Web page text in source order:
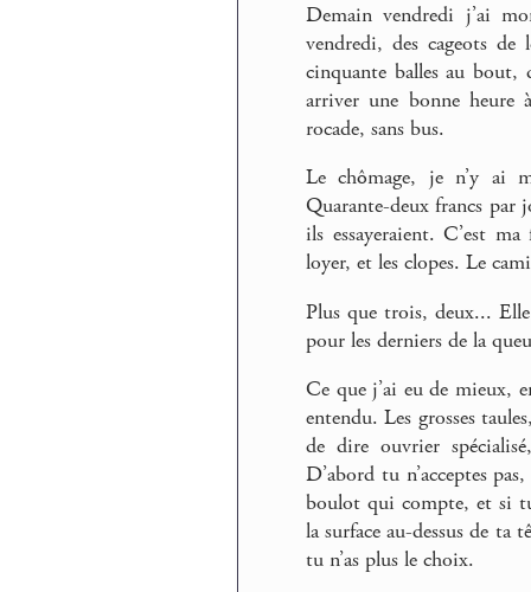
Demain vendredi j’ai
vendredi, des cageots de
cinquante balles au
arriver une bonne heure
rocade, sans bus.
Le chômage, je n’y ai
Quarante-deux francs par
ils essayeraient. C’est
loyer, et les clopes. Le
Plus que trois, deux...
pour les derniers de la
Ce que j’ai eu de mieux,
entendu. Les grosses
de dire ouvrier
D’abord tu n’acceptes
boulot qui compte, et si
la surface au-dessus de
tu n’as plus le choix.